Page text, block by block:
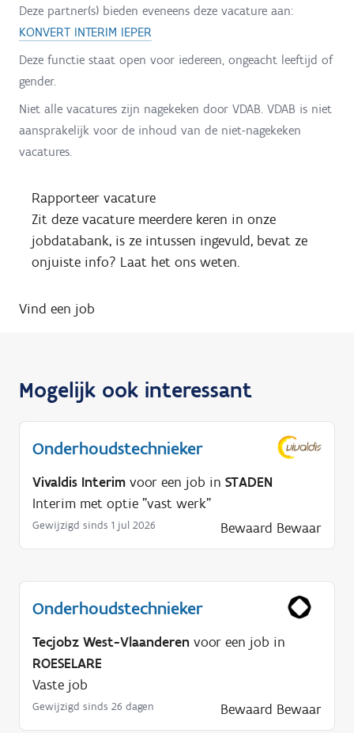
Deze partner(s) bieden eveneens deze vacature aan:
KONVERT INTERIM IEPER
Deze functie staat open voor iedereen, ongeacht leeftijd of
gender.
Niet alle vacatures zijn nagekeken door VDAB. VDAB is niet
aansprakelijk voor de inhoud van de niet-nagekeken
vacatures.
Rapporteer vacature
Zit deze vacature meerdere keren in onze
jobdatabank, is ze intussen ingevuld, bevat ze
onjuiste info? Laat het ons weten.
Vind een job
Mogelijk ook interessant
Onderhoudstechnieker
Vivaldis Interim voor een job in STADEN
Interim met optie "vast werk"
Gewijzigd sinds 1 jul 2026 Bewaard Bewaar
Onderhoudstechnieker
Tecjobz West-Vlaanderen voor een job in
ROESELARE
Vaste job
Gewijzigd sinds 26 dagen Bewaard Bewaar